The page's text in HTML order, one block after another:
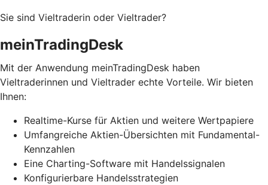
Sie sind Vieltraderin oder Vieltrader?
meinTradingDesk
Mit der Anwendung meinTradingDesk haben
Vieltraderinnen und Vieltrader echte Vorteile. Wir bieten
Ihnen:
Realtime-Kurse für Aktien und weitere Wertpapiere
Umfangreiche Aktien-Übersichten mit Fundamental-
Kennzahlen
Eine Charting-Software mit Handelssignalen
Konfigurierbare Handelsstrategien